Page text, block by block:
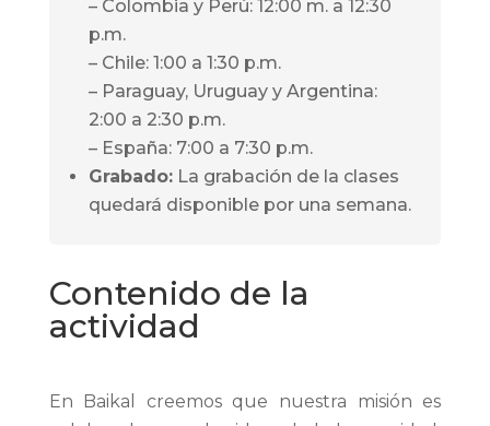
– Colombia y Perú: 12:00 m. a 12:30
p.m.
– Chile: 1:00 a 1:30 p.m.
– Paraguay, Uruguay y Argentina:
2:00 a 2:30 p.m.
– España: 7:00 a 7:30 p.m.
Grabado:La grabación de la clases
quedará disponible por una semana.
Contenido de la
actividad
En Baikal creemos que nuestra misión es